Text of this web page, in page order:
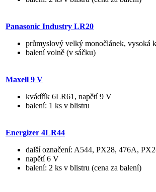
Panasonic Industry LR20
průmyslový velký monočlánek, vysoká
balení volně (v sáčku)
Maxell 9 V
kvádřík 6LR61, napětí 9 V
balení: 1 ks v blistru
Energizer 4LR44
další označení: A544, PX28, 476A,
napětí 6 V
balení: 2 ks v blistru (cena za balení)